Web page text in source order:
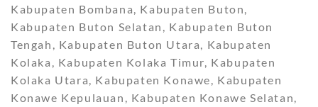
Kabupaten Bombana, Kabupaten Buton,
Kabupaten Buton Selatan, Kabupaten Buton
Tengah, Kabupaten Buton Utara, Kabupaten
Kolaka, Kabupaten Kolaka Timur, Kabupaten
Kolaka Utara, Kabupaten Konawe, Kabupaten
Konawe Kepulauan, Kabupaten Konawe Selatan,